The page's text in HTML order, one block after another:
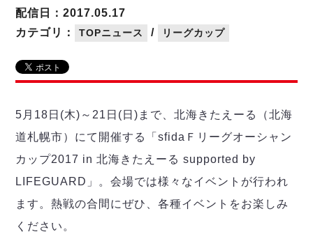
個人ランキング｜シュート
個人ランキング｜シュート成功率
メットライフ生命Ｆ２リーグ
試合日程
順位表
戦績表
警告・退場・出場停止選手
個人ランキング｜シュート
個人ランキング｜シュート成功率
しながわシティ
立川アスレティックFC
ペスカドーラ町田
湘南ベルマーレ
名古屋オーシャンズ
シュライカー大阪
ボルクバレット北九州
バサジィ大分
メットライフ生命Ｆ２リーグ
リーグ概要 ABOUT US
リーグ概要
日本フットサルリーグについて
大会概要
リーグ要項
クラブライセンス関連
アリーナ観戦マナー&ルール
過去の記録 ARCHIVE
過去の試合記録
ディビジョン1 試合記録
ディビジョン2 試合記録
Ｆリーグカップ 試合記録
リーグ統計データ
プロジェクト PROJECT
ABeam AWARD
DIVISION01
カテゴリ： TOPニュース / リーグカップ
配信日：2017.05.17
5月18日(木)～21日(日)まで、北海きたえーる（北海
道札幌市）にて開催する「sfidaＦリーグオーシャン
カップ2017 in 北海きたえーる supported by
LIFEGUARD」。会場では様々なイベントが行われ
ます。熱戦の合間にぜひ、各種イベントをお楽しみ
ください。